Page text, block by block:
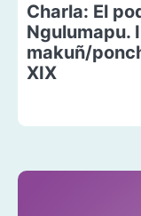
Charla: El
Ngulumapu.
makuñ/
XIX